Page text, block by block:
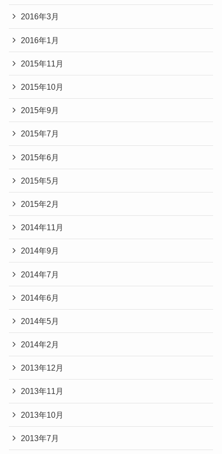
2016年3月
2016年1月
2015年11月
2015年10月
2015年9月
2015年7月
2015年6月
2015年5月
2015年2月
2014年11月
2014年9月
2014年7月
2014年6月
2014年5月
2014年2月
2013年12月
2013年11月
2013年10月
2013年7月